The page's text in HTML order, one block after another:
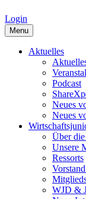
Login
Menu
Aktuelles
Podcast
Neues
Neues
Über
Unsere
Ressorts
WJD &